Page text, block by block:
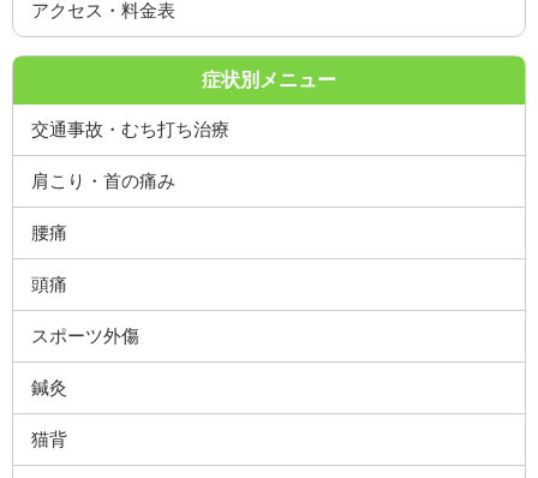
症状別メニュー
交通事故・むち打ち治療
肩こり・首の痛み
腰痛
頭痛
スポーツ外傷
鍼灸
猫背